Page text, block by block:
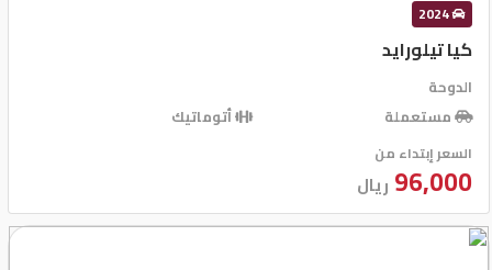
إتصل
بنا
المنتدى
كيو
مزاد
2024
كيا تيلورايد
الدوحة
مستعملة
أتوماتيك
السعر إبتداء من
96,000 ريال